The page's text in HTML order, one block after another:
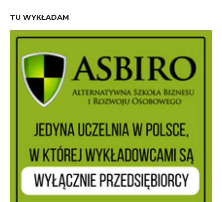
TU WYKŁADAM